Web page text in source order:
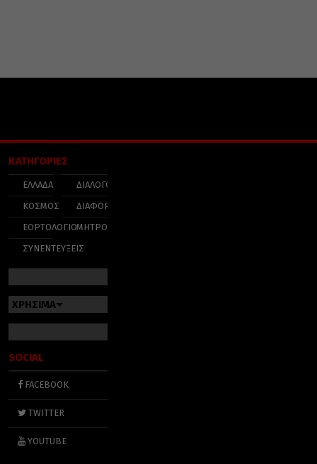
ΚΑΤΗΓΟΡΙΕΣ
ΕΛΛΑΔΑ
ΚΟΣΜΟΣ
ΕΟΡΤΟΛΟΓΙΟ
ΣΥΝΕΝΤΕΥΞΕΙΣ
ΔΙΑΛΟΓΟΣ
ΔΙΑΦΟΡΑ
ΜΗΤΡΟΠΟΛΕΙΣ
ΧΡΗΣΙΜΑ
SOCIAL
FACEBOOK
TWITTER
YOUTUBE